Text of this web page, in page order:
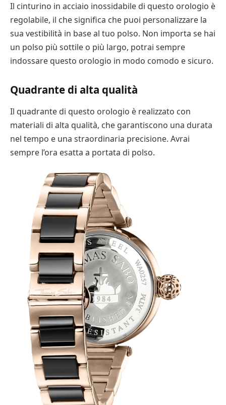
Il cinturino in acciaio inossidabile di questo orologio è
regolabile, il che significa che puoi personalizzare la
sua vestibilità in base al tuo polso. Non importa se hai
un polso più sottile o più largo, potrai sempre
indossare questo orologio in modo comodo e sicuro.
Quadrante di alta qualità
Il quadrante di questo orologio è realizzato con
materiali di alta qualità, che garantiscono una durata
nel tempo e una straordinaria precisione. Avrai
sempre l’ora esatta a portata di polso.